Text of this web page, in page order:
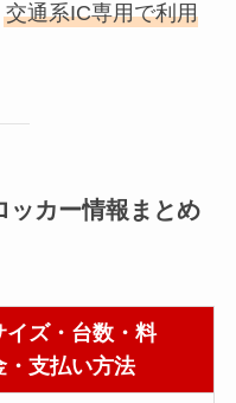
交通系IC専用で利用
ッカー情報まとめ
イズ・台数・料
・支払い方法